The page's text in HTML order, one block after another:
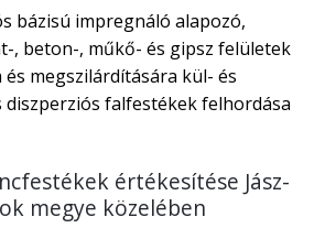
bázisú impregnáló alapozó,
, beton-, műkő- és gipsz felületek
megszilárdítására kül- és
diszperziós falfestékek felhordása
értékesítése Jász-
megye közelében